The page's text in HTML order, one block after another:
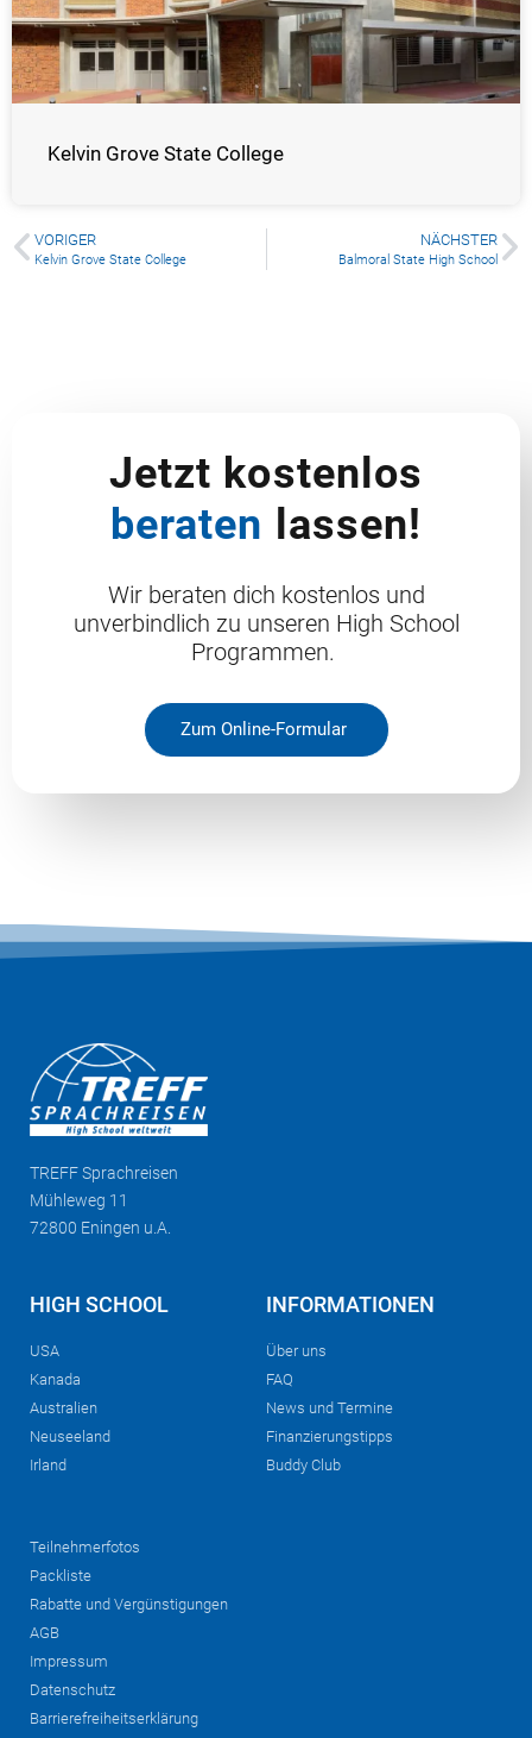
Kelvin Grove State College
VORIGER
Kelvin Grove State College
NÄCHSTER
Balmoral State High School
Jetzt kostenlos
beraten lassen!
Wir beraten dich kostenlos und
unverbindlich zu unseren High School
Programmen.
Zum Online-Formular
TREFFSprachreisen
Mühleweg 11
72800 Eningen u.A.
HIGH SCHOOL
USA
Kanada
Australien
Neuseeland
Irland
INFORMATIONEN
Über uns
FAQ
News und Termine
Finanzierungstipps
Buddy Club
Teilnehmerfotos
Packliste
Rabatte und Vergünstigungen
AGB
Impressum
Datenschutz
Barrierefreiheitserklärung